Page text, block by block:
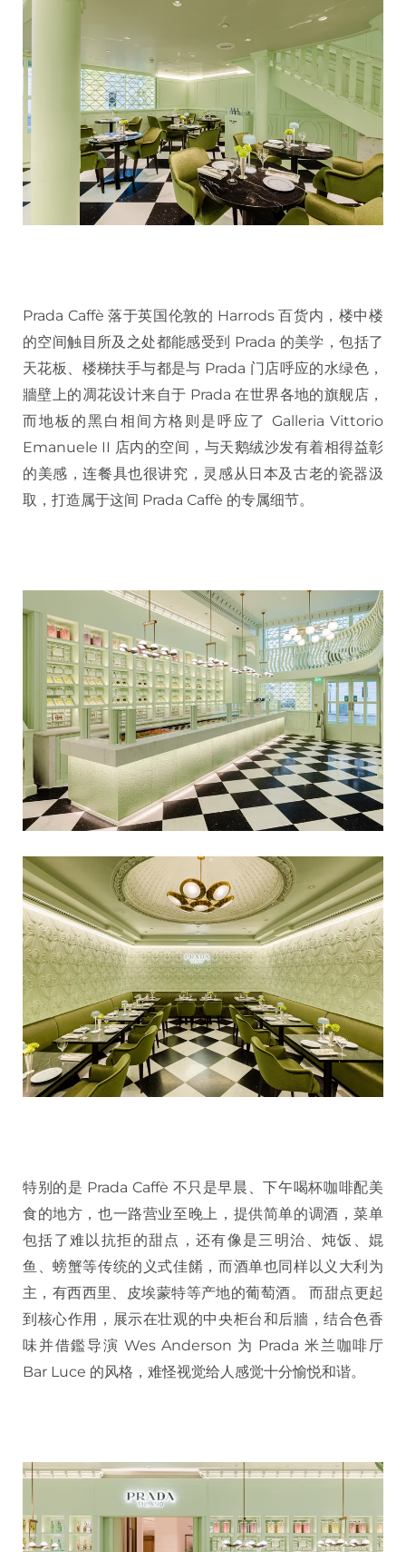
Prada Caffè 落于英国伦敦的 Harrods 百货内，楼中楼
的空间触目所及之处都能感受到 Prada 的美学，包括了
天花板、楼梯扶手与都是与 Prada 门店呼应的水绿色，
牆壁上的凋花设计来自于 Prada 在世界各地的旗舰店，
而地板的黑白相间方格则是呼应了 Galleria Vittorio
Emanuele II 店内的空间，与天鹅绒沙发有着相得益彰
的美感，连餐具也很讲究，灵感从日本及古老的瓷器汲
取，打造属于这间 Prada Caffè 的专属细节。
特别的是 Prada Caffè 不只是早晨、下午喝杯咖啡配美
食的地方，也一路营业至晚上，提供简单的调酒，菜单
包括了难以抗拒的甜点，还有像是三明治、炖饭、婫
鱼、螃蟹等传统的义式佳餚，而酒单也同样以义大利为
主，有西西里、皮埃蒙特等产地的葡萄酒。 而甜点更起
到核心作用，展示在壮观的中央柜台和后牆，结合色香
味并借鑑导演 Wes Anderson 为 Prada 米兰咖啡厅
Bar Luce 的风格，难怪视觉给人感觉十分愉悦和谐。